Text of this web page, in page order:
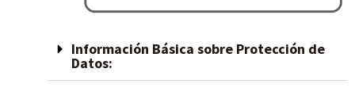
Información Básica sobre Protección de
Datos: